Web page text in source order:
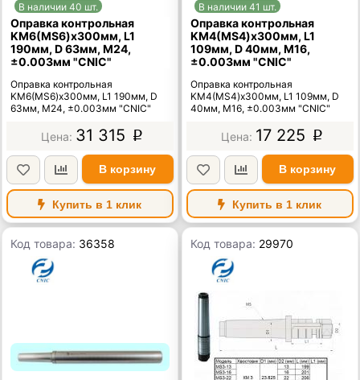
В наличии 40 шт.
Оправка контрольная
KМ6(MS6)x300мм, L1
190мм, D 63мм, М24,
±0.003мм "CNIC"
Оправка контрольная
KМ6(MS6)x300мм, L1 190мм, D
63мм, М24, ±0.003мм "CNIC"
31 315 p
В корзину
Купить в 1 клик
В наличии 41 шт.
Оправка контрольная
KМ4(MS4)x300мм, L1
109мм, D 40мм, М16,
±0.003мм "CNIC"
Оправка контрольная
KМ4(MS4)x300мм, L1 109мм, D
40мм, М16, ±0.003мм "CNIC"
17 225 p
В корзину
Купить в 1 клик
Код товара: 36358 Код товара: 29970